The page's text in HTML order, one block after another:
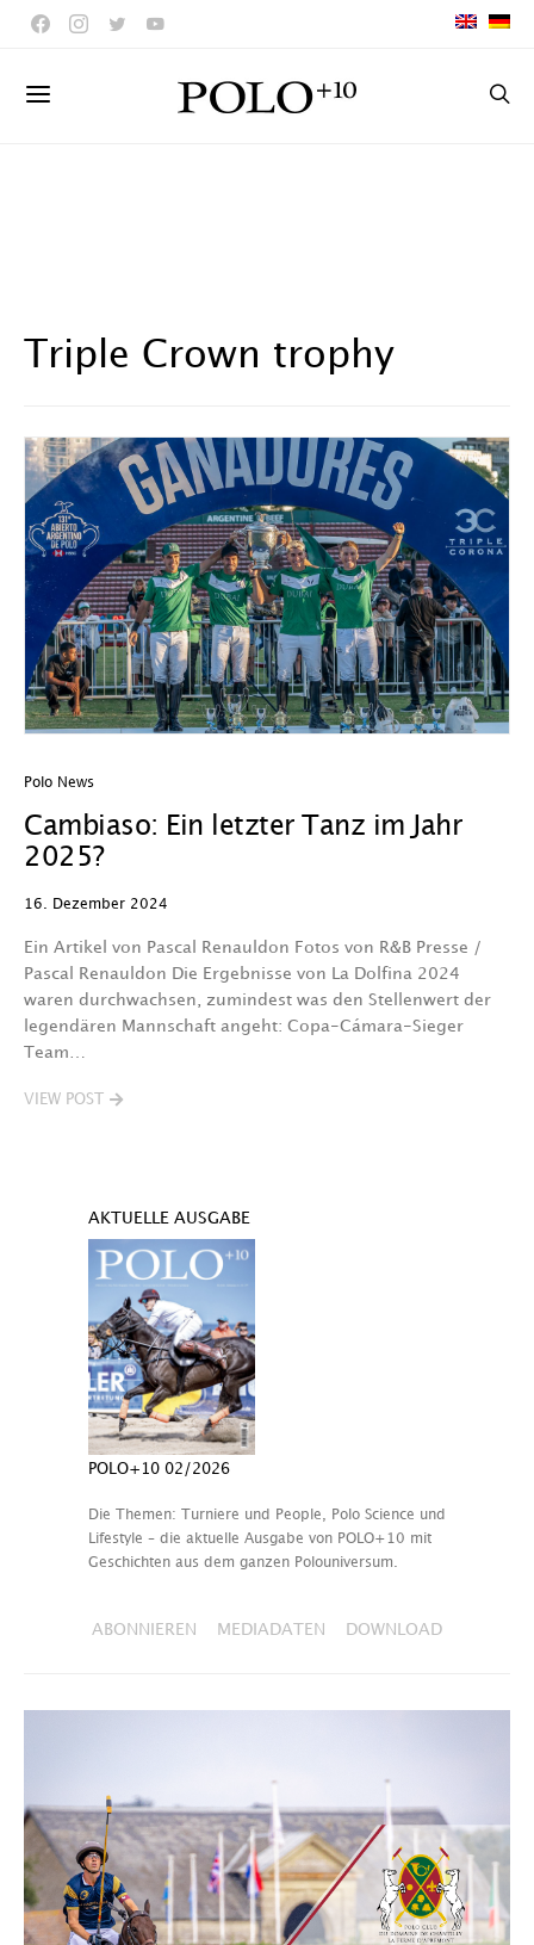
Triple Crown trophy
Polo News
Cambiaso: Ein letzter Tanz im Jahr
2025?
16. Dezember 2024
Ein Artikel von Pascal Renauldon Fotos von R&B Presse /
Pascal Renauldon Die Ergebnisse von La Dolfina 2024
waren durchwachsen, zumindest was den Stellenwert der
legendären Mannschaft angeht: Copa-Cámara-Sieger
Team…
VIEW POST
AKTUELLE AUSGABE
POLO+10 02/2026
Die Themen: Turniere und People, Polo Science und
Lifestyle – die aktuelle Ausgabe von POLO+10 mit
Geschichten aus dem ganzen Polouniversum.
ABONNIEREN MEDIADATEN DOWNLOAD